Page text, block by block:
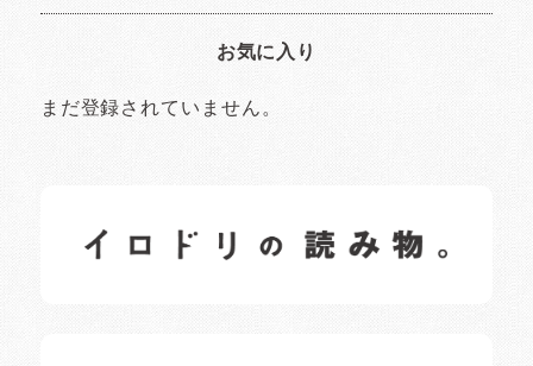
お気に入り
まだ登録されていません。
日常の様子など随時更新中です。